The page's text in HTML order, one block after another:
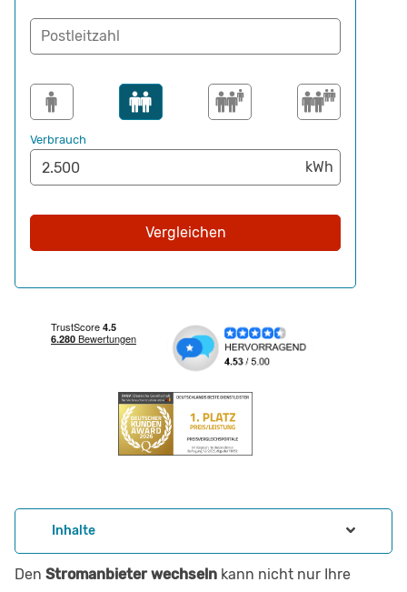
Postleitzahl
Verbrauch
Vergleichen
Inhalte
Den Stromanbieter wechseln kann nicht nur Ihre